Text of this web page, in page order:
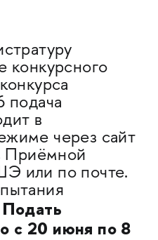
конкурсного
подача
в
через сайт
Приёмной
или по почте.
Подать
с 20 июня по 8